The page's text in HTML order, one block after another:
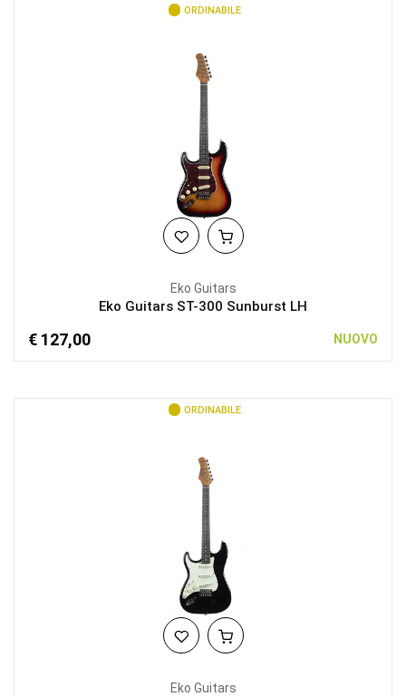
ORDINABILE
Eko Guitars
Eko Guitars ST-300 Sunburst LH
€ 127,00 NUOVO
ORDINABILE
Eko Guitars